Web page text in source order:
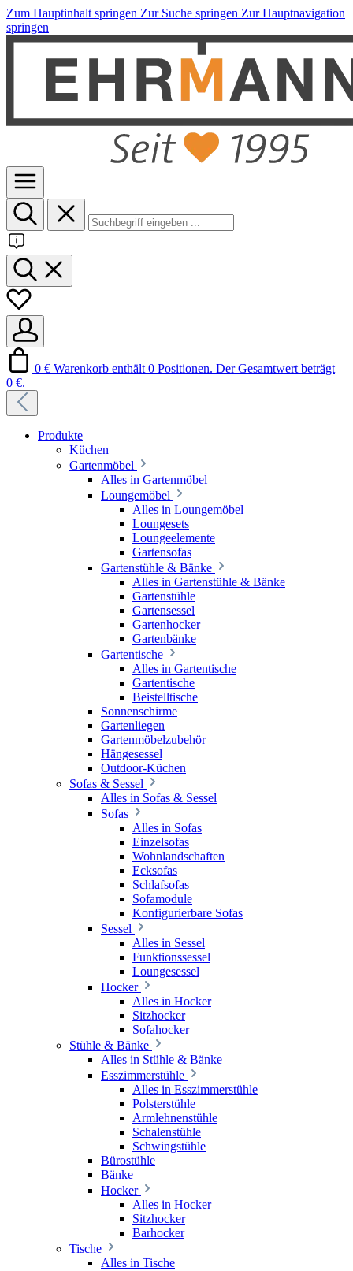
Zum Hauptinhalt springen Zur Suche springen Zur Hauptnavigation
springen
0 € Warenkorb enthält 0 Positionen. Der Gesamtwert beträgt
0 €.
Produkte
Küchen
Gartenmöbel
Alles in Gartenmöbel
Loungemöbel
Alles in Loungemöbel
Loungesets
Loungeelemente
Gartensofas
Gartenstühle & Bänke
Alles in Gartenstühle & Bänke
Gartenstühle
Gartensessel
Gartenhocker
Gartenbänke
Gartentische
Alles in Gartentische
Gartentische
Beistelltische
Sonnenschirme
Gartenliegen
Gartenmöbelzubehör
Hängesessel
Outdoor-Küchen
Sofas & Sessel
Alles in Sofas & Sessel
Sofas
Alles in Sofas
Einzelsofas
Wohnlandschaften
Ecksofas
Schlafsofas
Sofamodule
Konfigurierbare Sofas
Sessel
Alles in Sessel
Funktionssessel
Loungesessel
Hocker
Alles in Hocker
Sitzhocker
Sofahocker
Stühle & Bänke
Alles in Stühle & Bänke
Esszimmerstühle
Alles in Esszimmerstühle
Polsterstühle
Armlehnenstühle
Schalenstühle
Schwingstühle
Bürostühle
Bänke
Hocker
Alles in Hocker
Sitzhocker
Barhocker
Tische
Alles in Tische